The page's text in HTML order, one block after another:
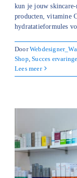
kun je jouw
producten, vitamine
hydratatieformules
Door
Shop ,Succes
Lees meer